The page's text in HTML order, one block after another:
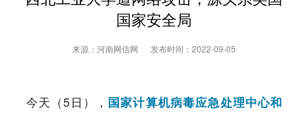
国家安全局
来源：河南网信网 发布时间： 2022-09-05
今天（5日）， 国家计算机病毒应急处理中心和